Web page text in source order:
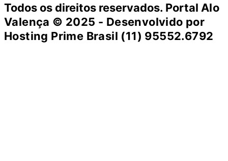
Todos os direitos reservados. Portal Alo
Valença © 2025 - Desenvolvido por
Hosting Prime Brasil (11) 95552.6792